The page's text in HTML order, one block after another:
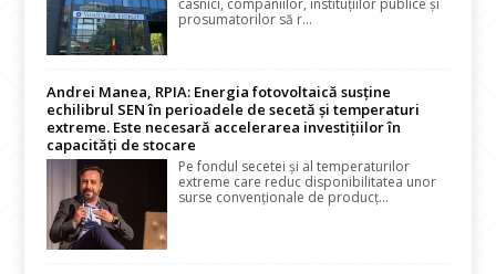
prosumatorilor să r...
Andrei Manea, RPIA: Energia fotovoltaică susține
echilibrul SEN în perioadele de secetă și temperaturi
extreme. Este necesară accelerarea investițiilor în
capacități de stocare
Pe fondul secetei și al temperaturilor
extreme care reduc disponibilitatea unor
surse convenționale de producț...